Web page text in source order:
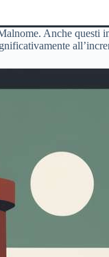
Anche questi